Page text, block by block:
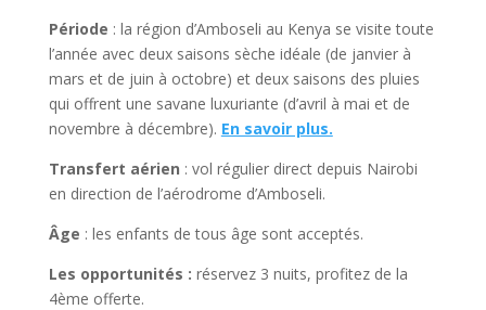
Période : la région d’Amboseli au Kenya se visite toute
l’année avec deux saisons sèche idéale (de janvier à
mars et de juin à octobre) et deux saisons des pluies
qui offrent une savane luxuriante (d’avril à mai et de
novembre à décembre). En savoir plus.
Transfert aérien : vol régulier direct depuis Nairobi
en direction de l’aérodrome d’Amboseli.
Âge : les enfants de tous âge sont acceptés.
Les opportunités : réservez 3 nuits, profitez de la
4ème offerte.